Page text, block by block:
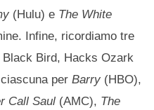
(Hulu) e The White
Infine, ricordiamo tre
Bird, Hacks Ozark
ciascuna perBarry (HBO),
Call Saul (AMC), The